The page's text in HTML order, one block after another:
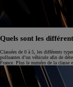
Quels sont les
Classées de 0 à 5, les différents
polluantes d’un véhicule afin de
France. Plus le numéro de la classe